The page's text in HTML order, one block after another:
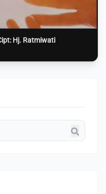
Hj. Ratmiwati